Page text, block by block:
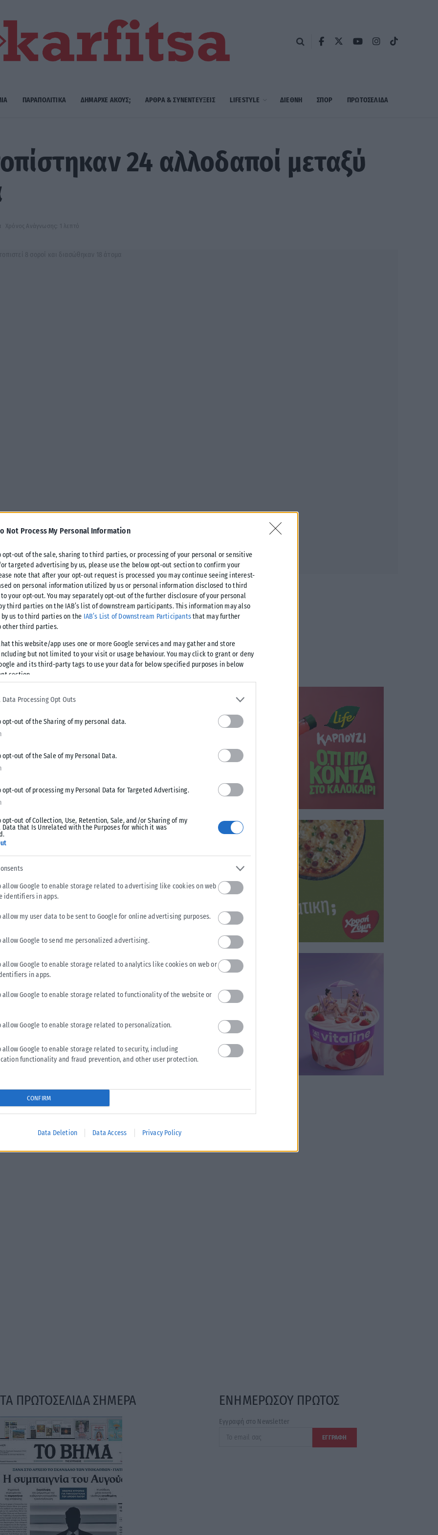
Not Process My Personal Information
opt-out of the sale, sharing to third parties, or processing of your personal or sensitive
targeted advertising by us, please use the below opt-out section to confirm your
note that after your opt-out request is processed you may continue seeing interest-
on personal information utilized by us or personal information disclosed to third
your opt-out. You may separately opt-out of the further disclosure of your personal
third parties on the IAB’s list of downstream participants. This information may also
by us to third parties on the IAB’s List of Downstream Participantsthat may further
other third parties.
this website/app uses one or more Google services and may gather and store
but not limited to your visit or usage behaviour. You may click to grant or deny
and its third-party tags to use your data for below specified purposes in below
section.
Data Processing Opt Outs
opt-out of the Sharing of my personal data.
opt-out of the Sale of my Personal Data.
opt-out of processing my Personal Data for Targeted Advertising.
opt-out of Collection, Use, Retention, Sale, and/or Sharing of my
Data that Is Unrelated with the Purposes for which it was
allow Google to enable storage related to advertising like cookies on web
identifiers in apps.
allow my user data to be sent to Google for online advertising purposes.
allow Google to send me personalized advertising.
allow Google to enable storage related to analytics like cookies on web or
in apps.
allow Google to enable storage related to functionality of the website or
allow Google to enable storage related to personalization.
allow Google to enable storage related to security, including
functionality and fraud prevention, and other user protection.
CONFIRM
Data Deletion Data Access Privacy Policy
ΠΑΡΑΠΟΛΙΤΙΚΑ ΔΗΜΑΡΧE ΑΚΟΥΣ; ΑΡΘΡΑ & ΣΥΝΕΝΤΕΥΞΕΙΣ LIFESTYLE ΔΙΕΘΝΗ ΣΠΟΡ ΠΡΩΤΟΣΈΛΙΔΑ
24 αλλοδαποί μεταξύ
Χρόνος Ανάγνωσης: 1 λεπτό
συνολικά 24 αλλοδαπούς πάνω σ ένα
Σαμοθράκης ενημερώθηκε το πρωί της Τρίτης για την
Αγκίστρου Σαμοθράκης.
Σώματος, καθώς και ένα περιπολικό όχημα για
πλησίον της παραλίας Λαγκαδιώτη είκοσι τέσσερις
του Κεντρικού Λιμεναρχείου Αλεξανδρούπολης που
ΕΛΛΆΔΑ
Ουρές στο Τελωνείο Ευζώνων – Με καθυστερήσεις η
Σημαντικές καθυστερήσεις καταγράφονται στο τελωνείο των
Κυριακή, 9 Αυγούστου. Η αναμονή...
ΑΝΑΡΤΉΘΗΚΕ ΑΠΌ KARFITSANEWS 09/08/2026
ΤΑ ΠΡΩΤΟΣΕΛΙΔΑ ΣΗΜΕΡΑ ΕΝΗΜΕΡΩΣΟΥ ΠΡΩΤΟΣ
Εγγραφή στο Newsletter